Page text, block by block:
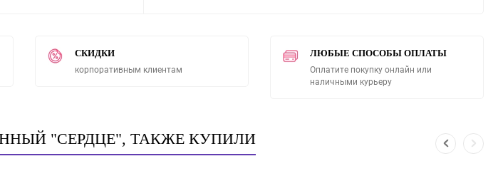
СКИДКИ
корпоративным клиентам
ЛЮБЫЕ СПОСОБЫ ОПЛАТЫ
Оплатите покупку онлайн или
наличными курьеру
"СЕРДЦЕ", ТАКЖЕ КУПИЛИ